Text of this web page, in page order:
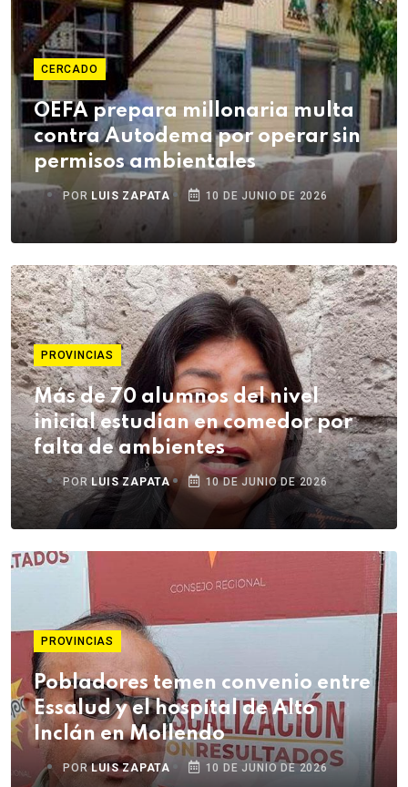
CERCADO
OEFA prepara millonaria multa
contra Autodema por operar sin
permisos ambientales
POR LUIS ZAPATA 10 DE JUNIO DE 2026
PROVINCIAS
Más de 70 alumnos del nivel
inicial estudian en comedor por
falta de ambientes
POR LUIS ZAPATA 10 DE JUNIO DE 2026
PROVINCIAS
Pobladores temen convenio entre
Essalud y el hospital de Alto
Inclán en Mollendo
PORLUIS ZAPATA 10 DE JUNIO DE 2026